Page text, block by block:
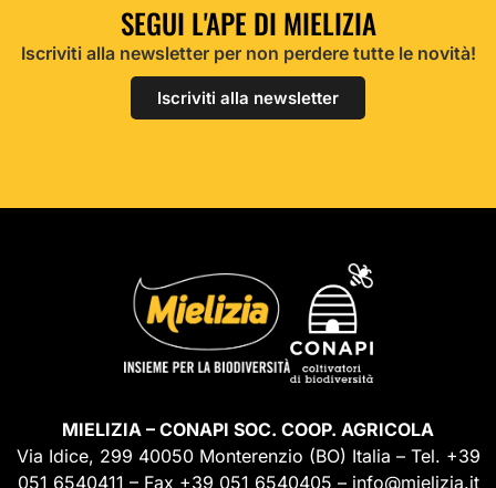
SEGUI L'APE DI MIELIZIA
Iscriviti alla newsletter per non perdere tutte le novità!
Iscriviti alla newsletter
MIELIZIA – CONAPI SOC. COOP. AGRICOLA
Via Idice, 299 40050 Monterenzio (BO) Italia – Tel. +39
051 6540411 – Fax +39 051 6540405 – info@mielizia.it